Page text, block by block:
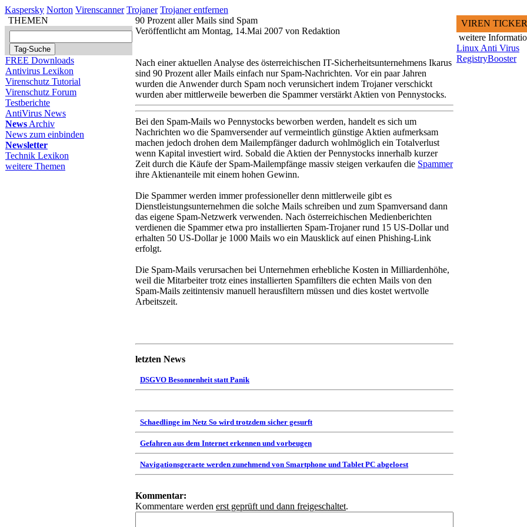
Kaspersky Norton Virenscanner Trojaner Trojaner entfernen
THEMEN
FREE Downloads
Antivirus Lexikon
Virenschutz Tutorial
Virenschutz Forum
Testberichte
AntiVirus News
News Archiv
News zum einbinden
Newsletter
Technik Lexikon
weitere Themen
90 Prozent aller Mails sind Spam
Veröffentlicht am Montag, 14.Mai 2007 von Redaktion
Nach einer aktuellen Analyse des österreichischen IT-Sicherheitsunternehmens Ikarus
sind 90 Prozent aller Mails einfach nur Spam-Nachrichten. Vor ein paar Jahren
wurden die Anwender durch Spam noch verunsichert indem Trojaner verschickt
wurden aber mittlerweile bewerben die Spammer verstärkt Aktien von Pennystocks.
Bei den Spam-Mails wo Pennystocks beworben werden, handelt es sich um
Nachrichten wo die Spamversender auf vermeintlich günstige Aktien aufmerksam
machen jedoch drohen dem Mailempfänger dadurch wohlmöglich ein Totalverlust
wenn Kapital investiert wird. Sobald die Aktien der Pennystocks innerhalb kurzer
Zeit durch die Käufe der Spam-Mailempfänge massiv steigen verkaufen die Spammer
ihre Aktienanteile mit einem hohen Gewinn.
Die Spammer werden immer professioneller denn mittlerweile gibt es
Dienstleistungsunternehmen die solche Mails schreiben und zum Spamversand dann
das eigene Spam-Netzwerk verwenden. Nach österreichischen Medienberichten
verdienen die Spammer etwa pro installierten Spam-Trojaner rund 15 US-Dollar und
erhalten 50 US-Dollar je 1000 Mails wo ein Mausklick auf einen Phishing-Link
erfolgt.
Die Spam-Mails verursachen bei Unternehmen erhebliche Kosten in Milliardenhöhe,
weil die Mitarbeiter trotz eines installierten Spamfilters die echten Mails von den
Spam-Mails zeitintensiv manuell herausfiltern müssen und dies kostet wertvolle
Arbeitszeit.
letzten News
DSGVO Besonnenheit statt Panik
Schaedlinge im Netz So wird trotzdem sicher gesurft
Gefahren aus dem Internet erkennen und vorbeugen
Navigationsgeraete werden zunehmend von Smartphone und Tablet PC abgeloest
Kommentar:
Kommentare werden erst geprüft und dann freigeschaltet.
VIREN TICKER
weitere
Linux Anti Virus
RegistryBooster